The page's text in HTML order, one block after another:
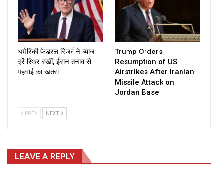
अमेरिकी फेडरल रिजर्व ने ब्याज
दरें स्थिर रखीं, ईरान तनाव से
महंगाई का खतरा
Trump Orders
Resumption of US
Airstrikes After Iranian
Missile Attack on
Jordan Base
PREV NEXT
LEAVE A REPLY